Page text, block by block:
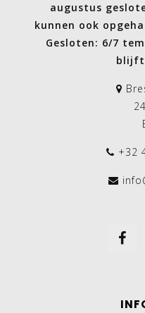
augustus
kunnen ook
Gesloten: 6/7
blijft
+32